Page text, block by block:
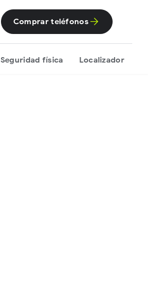
Comprar teléfonos
Seguridad física Localizador